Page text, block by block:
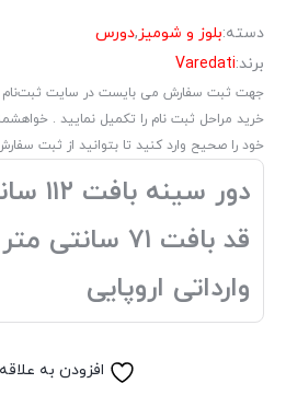
دسته:بلوز و شومیز,دورس
برند:Varedati
جهت ثبت سفارش می بایست در سایت ثبت‌نام
خرید مراحل ثبت نام را تکمیل نمایید .
خود را صحیح وارد کنید تا بتوانید از ثبت
دور سینه بافت ۱۱۲ سانتی متر
قد بافت ۷۱ سانتی متر
وارداتی اروپایی
افزودن به